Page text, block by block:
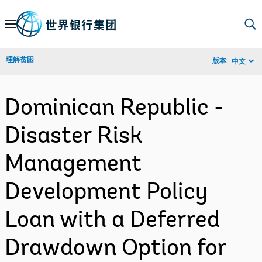
Skip
Navigation
理解贫困 版本: 中文
Dominican Republic -
Disaster Risk
Management
Development Policy
Loan with a Deferred
Drawdown Option for